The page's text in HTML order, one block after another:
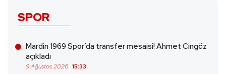
SPOR
Mardin 1969 Spor’da transfer mesaisi! Ahmet Cingöz
açıkladı
9 Ağustos 2026 15:33